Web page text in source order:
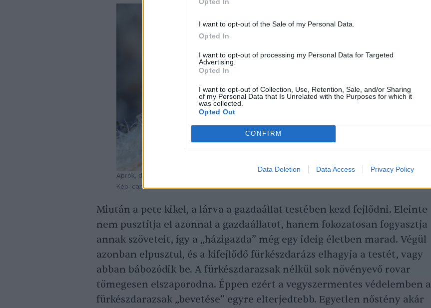
I want to opt-out of the Sale of my Personal Data.
Opted In
I want to opt-out of processing my Personal Data for Targeted
Advertising.
Opted In
I want to opt-out of Collection, Use, Retention, Sale, and/or Sharing
of my Personal Data that Is Unrelated with the Purposes for which it
was collected.
Opted Out
CONFIRM
Data Deletion Data Access Privacy Policy
Aprók, de rendkívül hasznosak!
Kép: canva
Miután a pete kikel, a lárva a gazdaállat testében kezd fejlődni. Eleinte
nem pusztítja el azonnal a gazdaállatot, hanem fokozatosan fogyasztja
annak szöveteit, így a „házigazda” még egy ideig életben marad. Végül
azonban elpusztul, és a kifejlődő fürkészdarázs elhagyja a testét, vagy
abban bábozódik be. A fürkészdarazsak nélkül sok növényevő rovar
tömegesen elszaporodna. Éppen ezért a vegyszermentes védelemben a
fürkészdarazsak „bevetése” egyre elterjedtebb. Egyetlen nőstény akár